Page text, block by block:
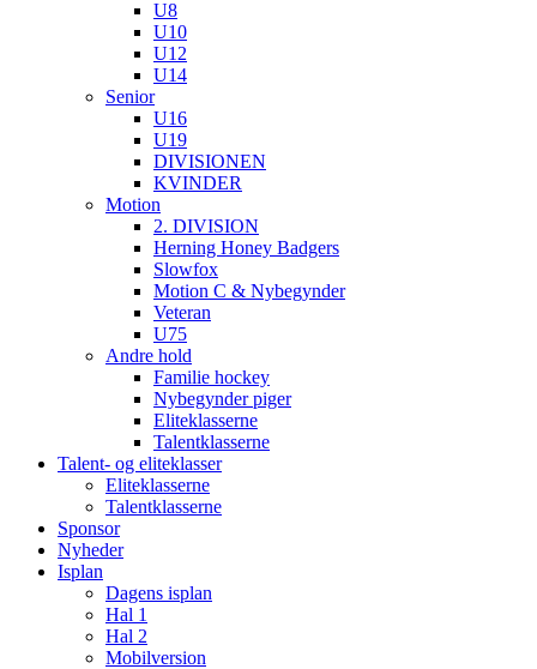
U8
U10
U12
U14
Senior
U16
U19
DIVISIONEN
KVINDER
Motion
2. DIVISION
Herning Honey Badgers
Slowfox
Motion C & Nybegynder
Veteran
U75
Andre hold
Familie hockey
Nybegynder piger
Eliteklasserne
Talentklasserne
Talent- og eliteklasser
Eliteklasserne
Talentklasserne
Sponsor
Nyheder
Isplan
Dagens isplan
Hal 1
Hal 2
Mobilversion